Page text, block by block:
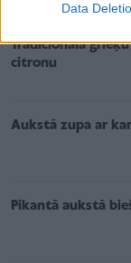
Data
Tradicionāla
citronu
Aukstā zupa ar
Pikantā aukstā